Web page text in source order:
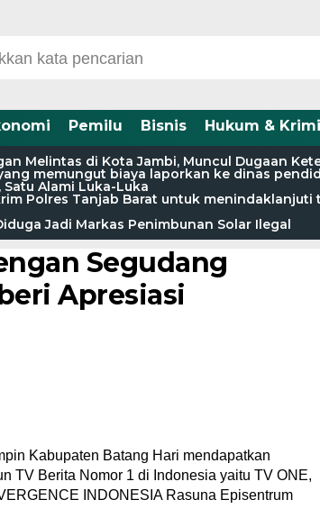
Pemilu Bisnis Hukum &
Melintas di Kota Jambi, Muncul Dugaan
memungut biaya laporkan ke dinas
Alami Luka-Luka
Polres Tanjab Barat untuk
Jadi Markas Penimbunan Solar Ilegal
Segudang
Apresiasi
Kabupaten Batang Hari mendapatkan
TV Berita Nomor 1 di Indonesia yaitu TV ONE,
INDONESIA Rasuna Episentrum